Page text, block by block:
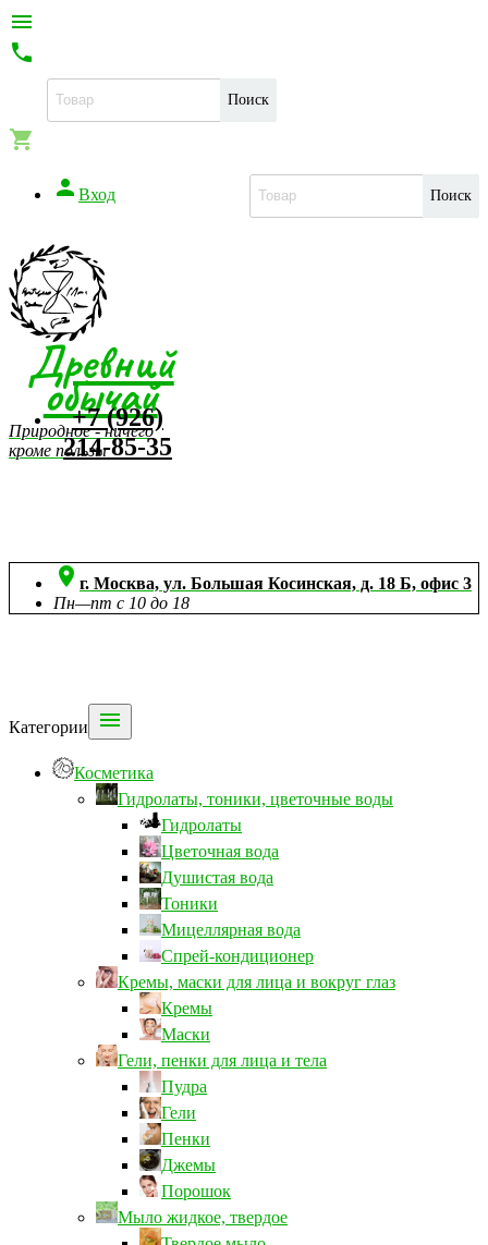


Поиск

Поиск
 Вход
Древний
обычай
Природное - ничего
кроме пользы
+7 (926)
214-85-35
 г. Москва, ул. Большая Косинская, д. 18 Б, офис 3
Пн—пт с 10 до 18
Категории 
Косметика
Гидролаты, тоники, цветочные воды
Гидролаты
Цветочная вода
Душистая вода
Тоники
Мицеллярная вода
Спрей-кондиционер
Кремы, маски для лица и вокруг глаз
Кремы
Маски
Гели, пенки для лица и тела
Пудра
Гели
Пенки
Джемы
Порошок
Мыло жидкое, твердое